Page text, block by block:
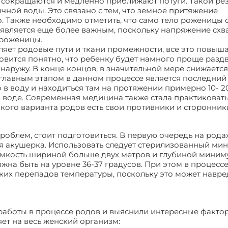
воды. Это связано с тем, что земное притяжение
Также необходимо отметить, что само тело роженицы
еще более важным, поскольку напряжение
родовые пути и ткани промежности, все это
понятно, что ребенку будет намного проще
В конце концов, в значительной мере снижается
этапом в данном процессе является последний
воду и находиться там на протяжении примерно 10-
Современная медицина также стала
варианта родов есть свои противники и
стоит подготовиться. В первую очередь на
Использовать следует стерилизованный
шириной больше двух метров и глубиной
быть на уровне 36-37 градусов. При этом в
перепадов температуры, поскольку это может
в процессе родов и выяснили интересные
на весь женский организм: